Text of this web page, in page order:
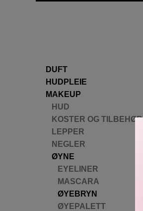
DUFT
HUDPLEIE
MAKEUP
HUD
KOSTER OG TILBEHØR
LEPPER
NEGLER
ØYNE
EYELINER
MASCARA
ØYEBRYN
ØYEPALETT